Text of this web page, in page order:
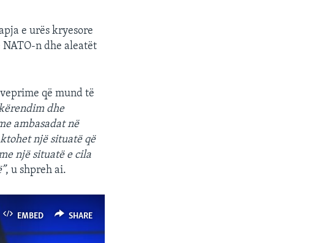
e urës kryesore
n dhe aleatët
që mund të
dhe
ambasadat në
një situatë që
një situatë e cila
, u shpreh ai.
EMBED SHARE